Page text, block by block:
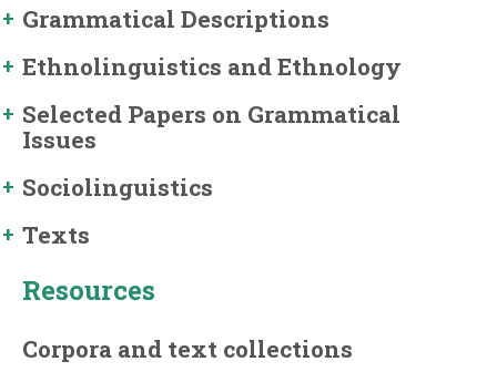
Grammatical Descriptions
Ethnolinguistics and Ethnology
Selected Papers on Grammatical
Issues
Sociolinguistics
Texts
Resources
Corpora and text collections